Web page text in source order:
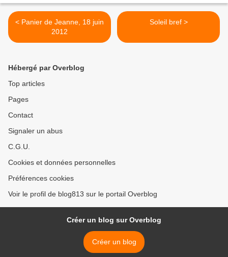
< Panier de Jeanne, 18 juin
2012
Soleil bref >
Hébergé par Overblog
Top articles
Pages
Contact
Signaler un abus
C.G.U.
Cookies et données personnelles
Préférences cookies
Voir le profil de blog813 sur le portail Overblog
Créer un blog sur Overblog
Créer un blog